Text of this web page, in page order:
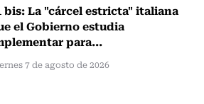
bis: La "cárcel estricta" italiana
el Gobierno estudia
para...
7 de agosto de 2026